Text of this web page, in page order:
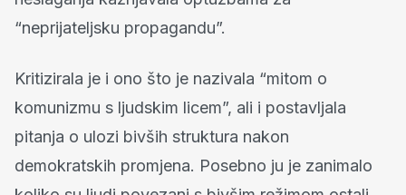
“neprijateljsku propagandu”.
Kritizirala je i ono što je nazivala “mitom o
komunizmu s ljudskim licem”, ali i postavljala
pitanja o ulozi bivših struktura nakon
demokratskih promjena. Posebno ju je zanimalo